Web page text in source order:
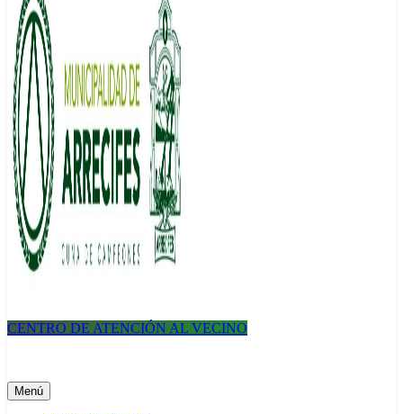
CENTRO DE ATENCIÓN AL VECINO
Menú